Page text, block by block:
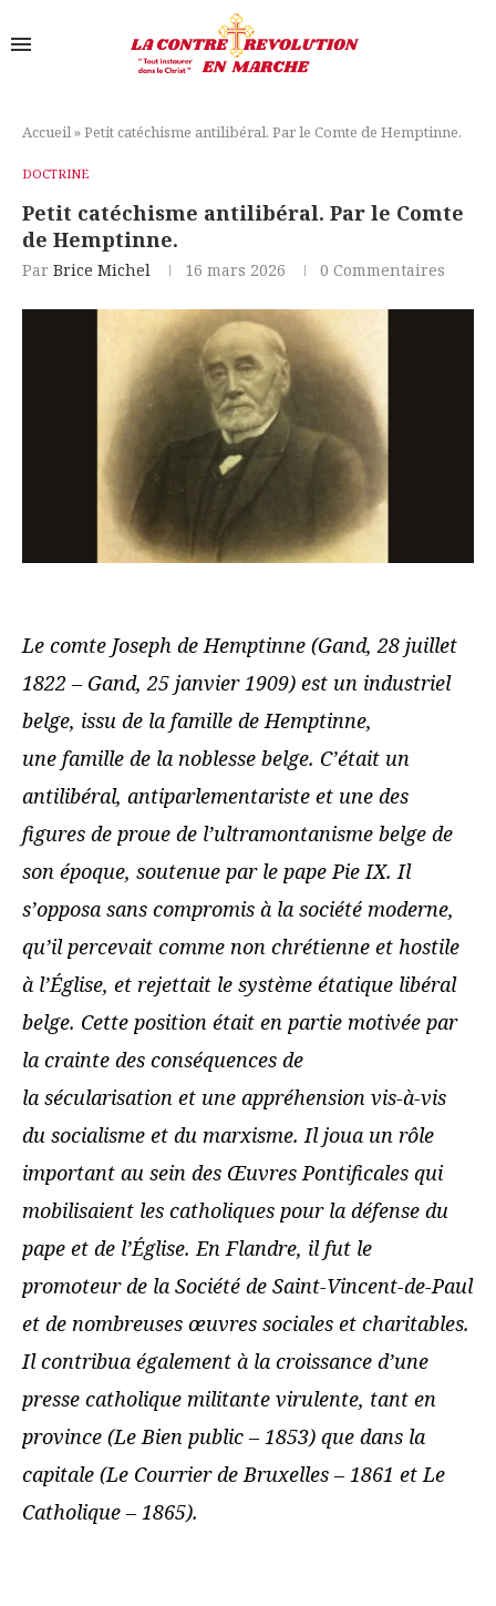
Accueil»Petit catéchisme antilibéral. Par le Comte de Hemptinne.
DOCTRINE
Petit catéchisme antilibéral. Par le Comte
de Hemptinne.
Par Brice Michel 16 mars 2026 0 Commentaires
Le comte Joseph de Hemptinne (Gand, 28 juillet
1822 – Gand, 25 janvier 1909) est un industriel
belge, issu de la famille de Hemptinne,
une famille de la noblesse belge. C’était un
antilibéral, antiparlementariste et une des
figures de proue de l’ultramontanisme belge de
son époque, soutenue par le pape Pie IX. Il
s’opposa sans compromis à la société moderne,
qu’il percevait comme non chrétienne et hostile
à l’Église, et rejettait le système étatique libéral
belge. Cette position était en partie motivée par
la crainte des conséquences de
la sécularisation et une appréhension vis-à-vis
du socialisme et du marxisme. Il joua un rôle
important au sein des Œuvres Pontificales qui
mobilisaient les catholiques pour la défense du
pape et de l’Église. En Flandre, il fut le
promoteur de la Société de Saint-Vincent-de-Paul
et de nombreuses œuvres sociales et charitables.
Il contribua également à la croissance d’une
presse catholique militante virulente, tant en
province (Le Bien public – 1853) que dans la
capitale (Le Courrier de Bruxelles – 1861 et Le
Catholique – 1865).